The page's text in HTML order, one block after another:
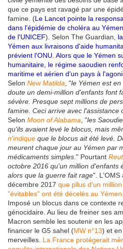
que ce pays est ravagé par une
famine. (Le Lancet pointe la
dans l'épidémie de choléra au
de l'UNICEF). Selon The Guardian,
Yémen aux livraisons d'aide
prévient l'ONU. Alors que le Yémen
humanitaire, le régime saoudien
maritime et aérien d'un pays à
Selon New Matilda "le Yémen est
doute un demi-million d'enfants font
sévère. Presque sept millions de
famine. Ceci arrive avec l'assistance
Selon Moon of Alabama , "les
qu'ils avaient levé le blocus, mais
n'indique que le blocus ait été levé.
meurent chaque jour au Yémen par
médicaments simples ." Pourtant
octobre 2016 qu'un million d'enfants
alors que la guerre fait rage". L'OMS
décembre 2017 que pllus d'un
"évitables" ont été décelés au Yémen.
Imposé un blocus dans ce contexte
génocidaire. Au lieu de freiner ses
Macron semble les soutenir en les
financer le G5 sahel (MW n°13) et
merveilles. La France protégerait